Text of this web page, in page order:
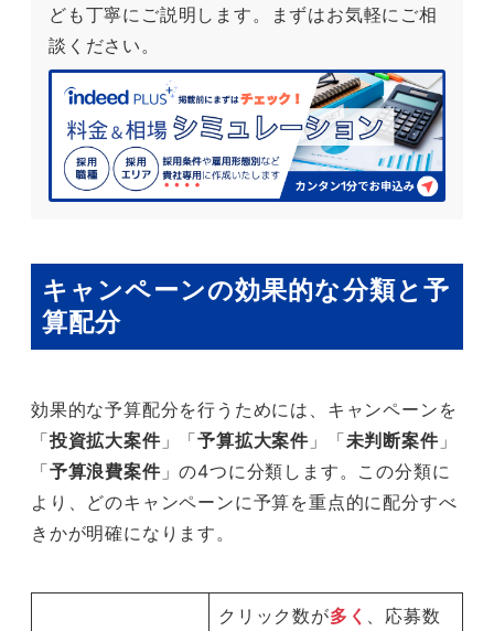
ども丁寧にご説明します。まずはお気軽にご相
談ください。
キャンペーンの効果的な分類と予
算配分
効果的な予算配分を行うためには、キャンペーンを
「投資拡大案件」「予算拡大案件 」「未判断案件」
「予算浪費案件」の4つに分類します。この分類に
より、どのキャンペーンに予算を重点的に配分すべ
きかが明確になります。
クリック数が多く 、応募数